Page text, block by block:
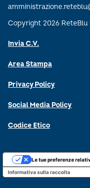
Copyright 2026
Invia C.V.
Area Stampa
Privacy Policy
Social Media Policy
Codice Etico
Informativa sulla raccolta
Le tue preferenze